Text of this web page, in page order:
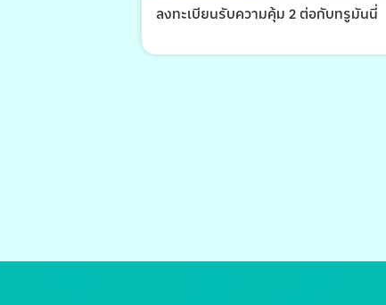
ลงทะเบียนรับความคุ้ม 2 ต่อกับทรูมันนี่